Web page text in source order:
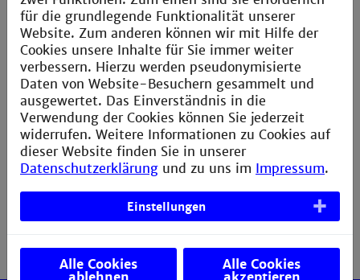
Passwort:
Anmelden
für die grundlegende Funktionalität unserer
Website. Zum anderen können wir mit Hilfe der
Cookies unsere Inhalte für Sie immer weiter
verbessern. Hierzu werden pseudonymisierte
Daten von Website-Besuchern gesammelt und
ausgewertet. Das Einverständnis in die
Verwendung der Cookies können Sie jederzeit
widerrufen. Weitere Informationen zu Cookies auf
dieser Website finden Sie in unserer
Datenschutzerklärung und zu uns im Impressum.
Einstellungen
Alle Cookies Alle Cookies